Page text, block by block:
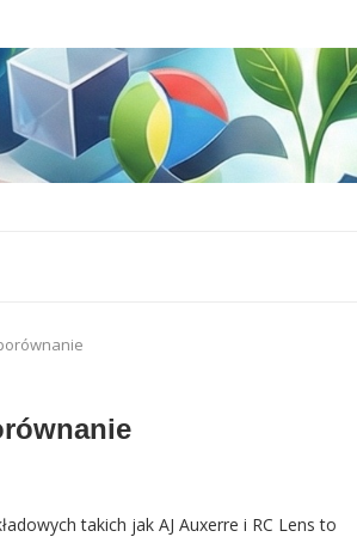
takich jak AJ Auxerre i RC Lens to